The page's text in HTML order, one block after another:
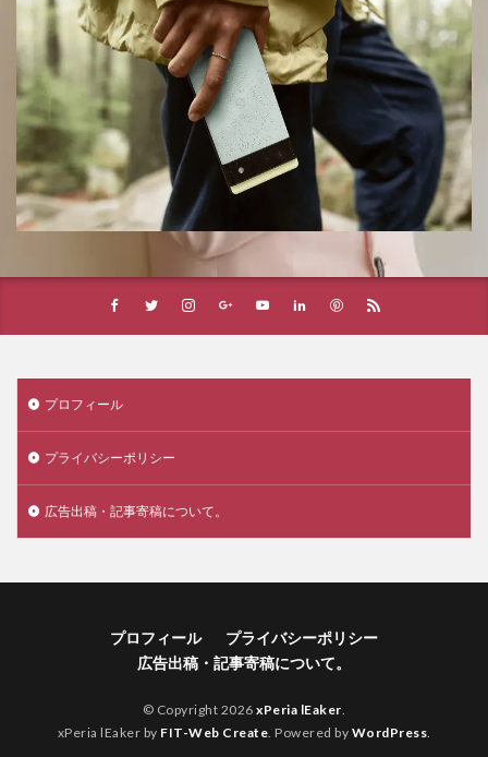
プロフィール
プライバシーポリシー
広告出稿・記事寄稿について。
プロフィール
プライバシーポリシー
広告出稿・記事寄稿について。
© Copyright 2026xPeria lEaker.
xPeria lEaker by FIT-Web Create. Powered by WordPress.